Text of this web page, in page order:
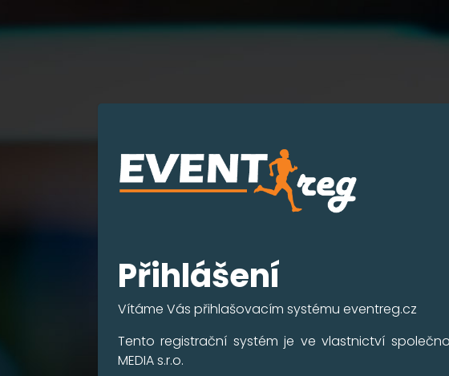
Přihlášení
Vítáme Vás přihlašovacím systému eventreg.cz
Tento registrační systém je ve vlastnictví
MEDIA s.r.o.